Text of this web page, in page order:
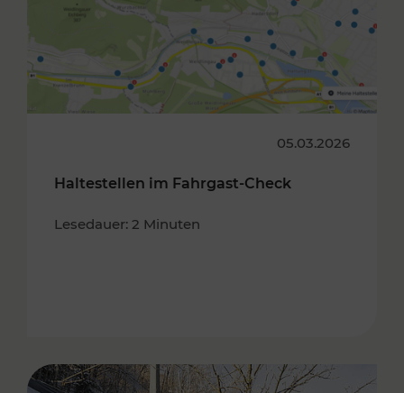
05.03.2026
Haltestellen im Fahrgast-Check
Lesedauer: 2 Minuten